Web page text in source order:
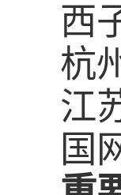
西
杭
江
国